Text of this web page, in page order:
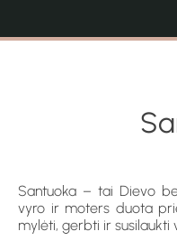
Santuoka – tai Dievo
vyro ir moters duota
mylėti, gerbti ir susilaukti